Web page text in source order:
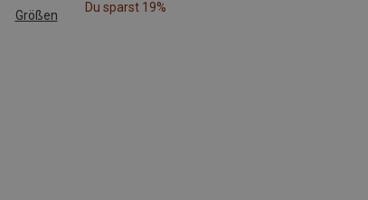
Größen
Du sparst 19%